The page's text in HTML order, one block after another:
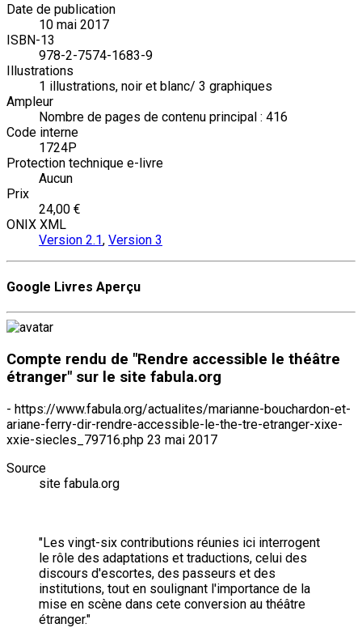
Date de publication
10 mai 2017
ISBN-13
978-2-7574-1683-9
Illustrations
1 illustrations, noir et blanc/ 3 graphiques
Ampleur
Nombre de pages de contenu principal : 416
Code interne
1724P
Protection technique e-livre
Aucun
Prix
24,00 €
ONIX XML
Version 2.1, Version 3
Google Livres Aperçu
Compte rendu de "Rendre accessible le théâtre
étranger" sur le site fabula.org
- https://www.fabula.org/actualites/marianne-bouchardon-et-
ariane-ferry-dir-rendre-accessible-le-the-tre-etranger-xixe-
xxie-siecles_79716.php 23 mai 2017
Source
site fabula.org
"Les vingt-six contributions réunies ici interrogent
le rôle des adaptations et traductions, celui des
discours d'escortes, des passeurs et des
institutions, tout en soulignant l'importance de la
mise en scène dans cete conversion au théâtre
étranger."